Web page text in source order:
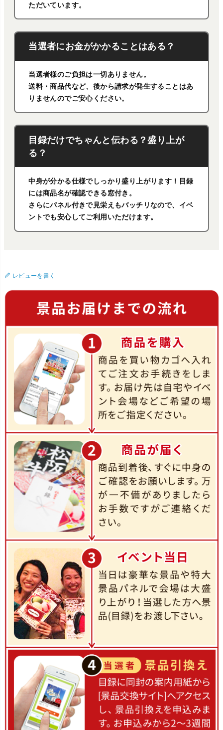
ただいています。
当選者にお金がかかることはある？
当選者様のご負担は一切ありません。
送料・商品代など、後から請求が発生することはあ
りませんのでご安心ください。
目録だけでちゃんと伝わる？盛り上が
る？
中身が分かる仕様でしっかり盛り上がります！目録
には商品名が確認できる窓付き。
さらにパネル付きで見栄えもバッチリなので、イベ
ントでも安心してご利用いただけます。
レビューを書く